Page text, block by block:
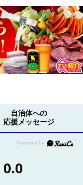
自治体への
応援メッセージ
0.0